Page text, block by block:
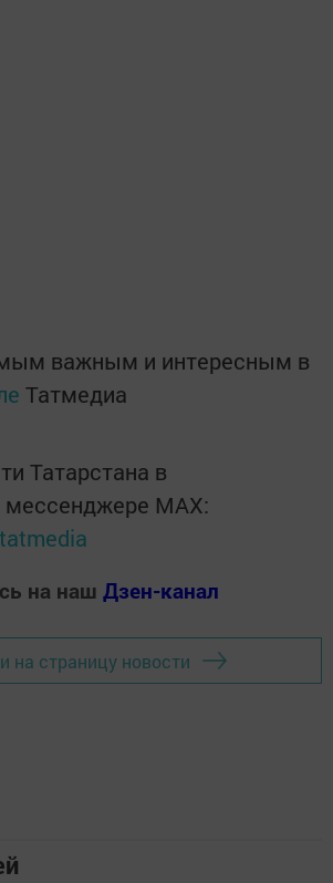
важным и интересным в
Татмедиа
Татарстана в
мессенджере MАХ:
на наш Дзен-канал
на страницу новости